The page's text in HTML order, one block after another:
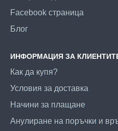
Facebook страница
Блог
ИНФОРМАЦИЯ ЗА
Как да купя?
Условия за доставка
Начини за плащане
Анулиране на поръчки и